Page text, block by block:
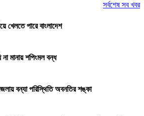
সর্বশেষ সব খবর
খেলতে পারে বাংলাদেশ
না মানায় শপিংমল বন্ধ
বন্যা পরিস্থিতি অবনতির শঙ্কা